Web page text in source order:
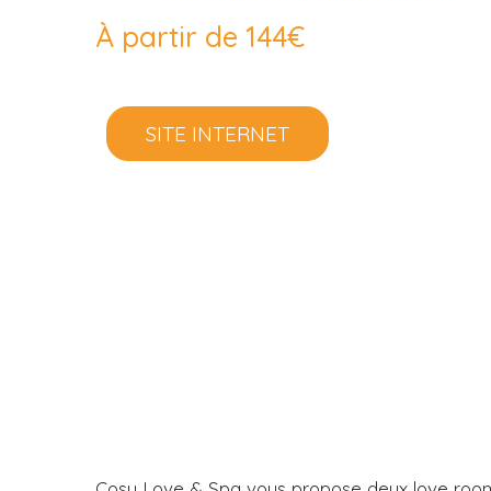
À partir de 144€
SITE INTERNET